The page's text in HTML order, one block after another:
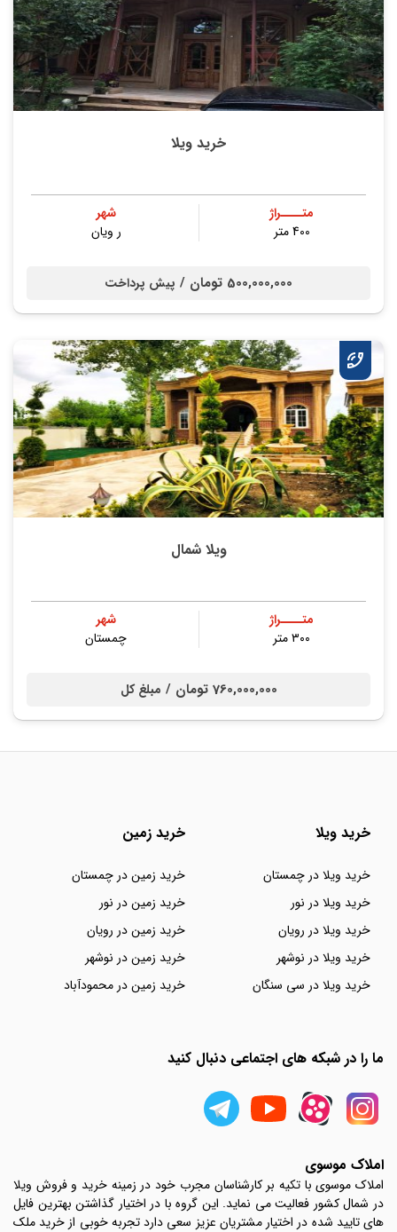
خرید ویلا
متــــراژ
400 متر
شهر
ر ویان
500,000,000 تومان / پیش پرداخت
ویلا شمال
متــــراژ
۳۰۰ متر
شهر
چمستان
760,000,000 تومان / مبلغ کل
خرید ویلا
خرید ویلا در چمستان
خرید ویلا در نور
خرید ویلا در رویان
خرید ویلا در نوشهر
خرید ویلا در سی سنگان
خرید زمین
خرید زمین در چمستان
خرید زمین در نور
خرید زمین در رویان
خرید زمین در نوشهر
خرید زمین در محمودآباد
ما را در شبکه های اجتماعی دنبال کنید
املاک موسوی
املاک موسوی با تکیه بر کارشناسان مجرب خود در زمینه خرید و فروش ویلا
در شمال کشور فعالیت می نماید. این گروه با در اختیار گذاشتن بهترین فایل
های تایید شده در اختیار مشتریان عزیز سعی دارد تجربه خوبی از خرید ملک